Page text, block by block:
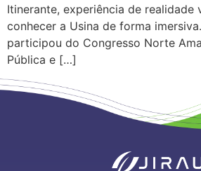
Itinerante, experiência de realidade
conhecer a Usina de forma
participou do Congresso Norte
Pública e […]